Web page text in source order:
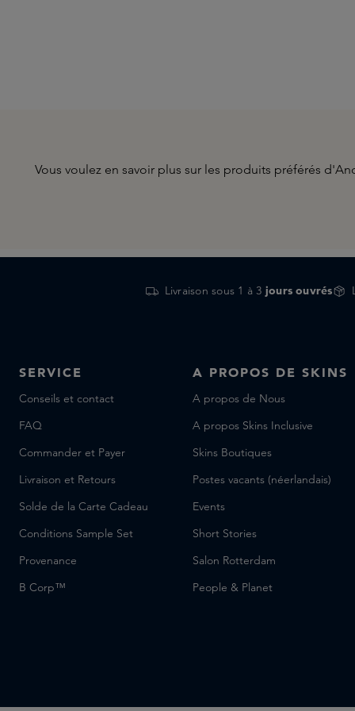
Vous voulez en savoir plus sur les produits préférés
Livraison sous 1 à 3 jours ouvrés
SERVICE
Conseils et contact
FAQ
Commander et Payer
Livraison et Retours
Solde de la Carte Cadeau
Conditions Sample Set
Provenance
B Corp™
A PROPOS DE SKINS
A propos de Nous
A propos Skins Inclusive
Skins Boutiques
Postes vacants (néerlandais)
Events
Short Stories
Salon Rotterdam
People & Planet